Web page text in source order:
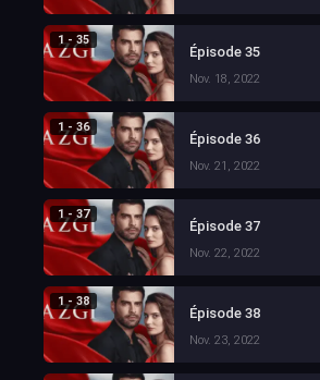
1 - 35
Épisode 35
Nov. 18, 2022
1 - 36
Épisode 36
Nov. 21, 2022
1 - 37
Épisode 37
Nov. 22, 2022
1 - 38
Épisode 38
Nov. 23, 2022